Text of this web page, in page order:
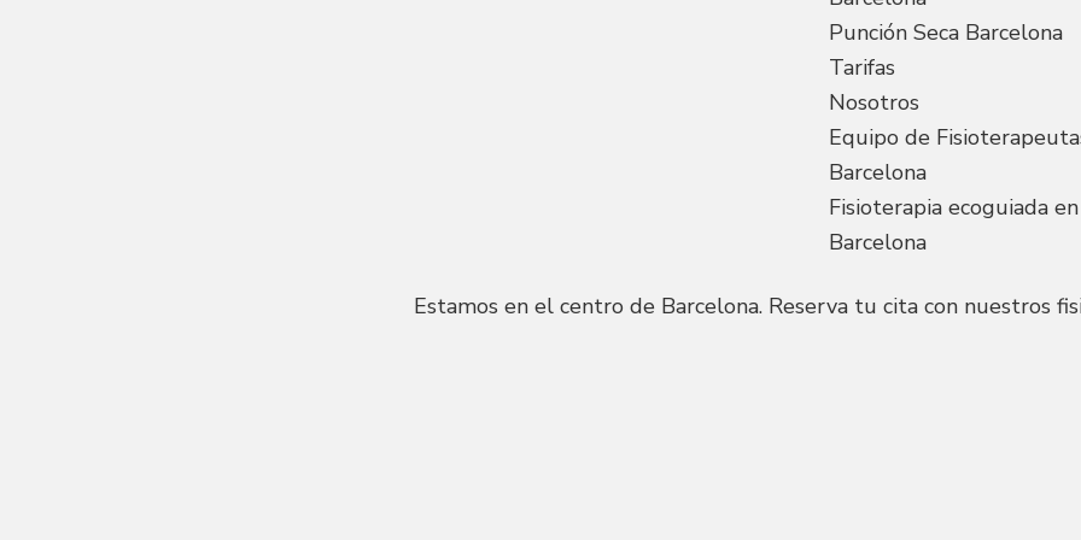
Punción Seca Barcelona
Tarifas
Nosotros
Equipo de
Barcelona
Fisioterapia ecoguiada en
Barcelona
Estamos en el centro de Barcelona. Reserva tu cita con nuestros